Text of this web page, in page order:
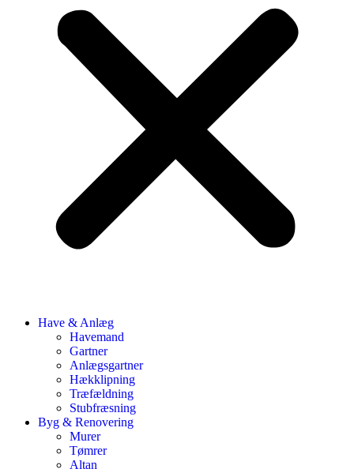
Have & Anlæg
Havemand
Gartner
Anlægsgartner
Hækklipning
Træfældning
Stubfræsning
Byg & Renovering
Murer
Tømrer
Altan